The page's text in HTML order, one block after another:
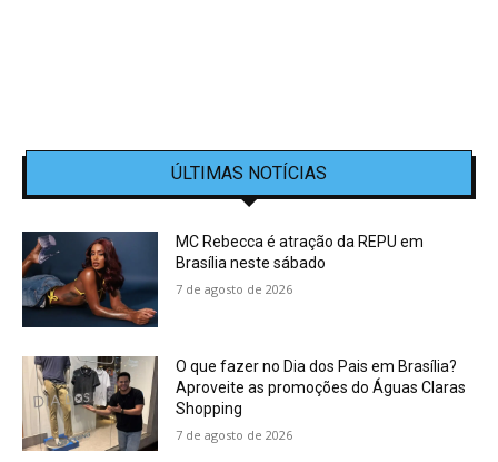
ÚLTIMAS NOTÍCIAS
MC Rebecca é atração da REPU em
Brasília neste sábado
7 de agosto de 2026
O que fazer no Dia dos Pais em Brasília?
Aproveite as promoções do Águas Claras
Shopping
7 de agosto de 2026